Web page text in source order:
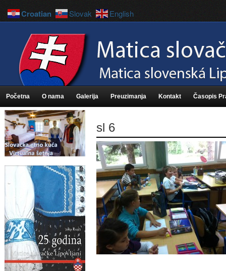
Početna O nama Galerija Preuzimanja Kontakt Časopis
sl 6
Croatian Slovak English